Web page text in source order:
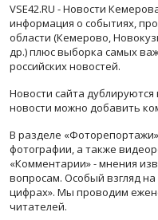
VSE42.RU - Новости
информация о событиях,
области (Кемерово,
др.) плюс выборка самых
российских новостей.
Новости сайта
новости можно добавить
В разделе
фотографии, а также
«Комментарии» - мнения
вопросам. Особый взгляд
цифрах». Мы проводим
читателей.